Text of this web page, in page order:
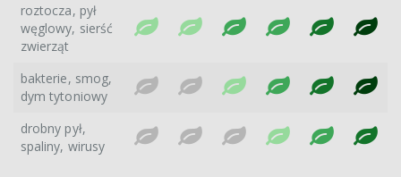
roztocza, pył
węglowy, sierść
zwierząt
bakterie, smog,
dym tytoniowy
drobny pył,
spaliny, wirusy